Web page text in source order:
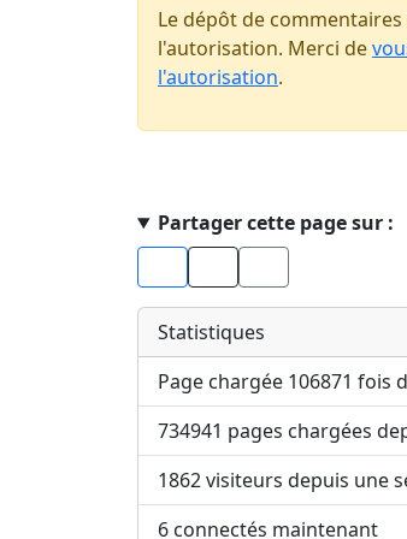
Le dépôt de
l'autorisation. Merci de
l'autorisation.
Partager cette page sur :
Facebook
Statistiques
Page chargée 106871 fois
734941 pages chargées
1862 visiteurs depuis une
6 connectés maintenant